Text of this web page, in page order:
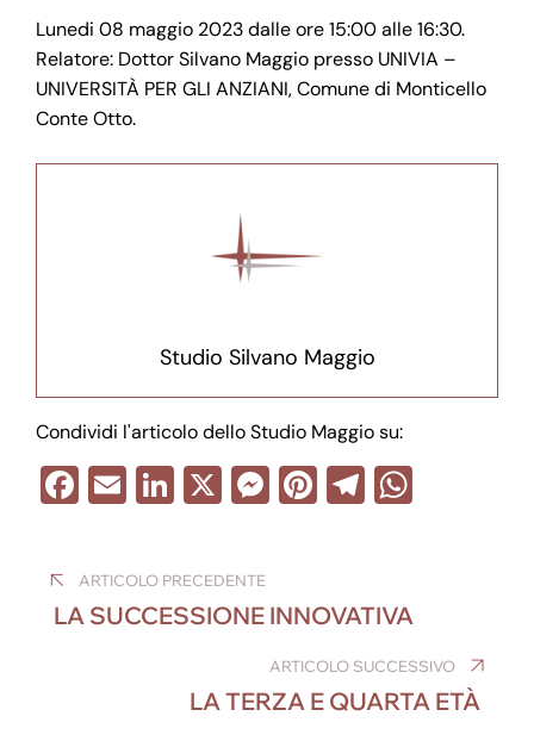
Lunedi 08 maggio 2023 dalle ore 15:00 alle 16:30.
Relatore: Dottor Silvano Maggio presso UNIVIA –
UNIVERSITÀ PER GLI ANZIANI, Comune di Monticello
Conte Otto.
Studio Silvano Maggio
Condividi l'articolo dello Studio Maggio su:
F
c
e
b
E
ail
Li
k
e
dI
X M
e
n
g
er
Pi
e
st
T
gr
a
m
A
p
p
articoli
ARTICOLO PRECEDENTE
LA SUCCESSIONE INNOVATIVA
ARTICOLO SUCCESSIVO
LA TERZA E QUARTA ETÀ